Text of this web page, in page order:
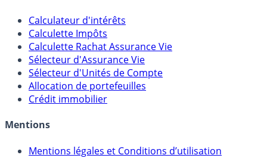
Outils
Calculateur d'intérêts
Calculette Impôts
Calculette Rachat Assurance Vie
Sélecteur d'Assurance Vie
Sélecteur d'Unités de Compte
Crédit immobilier
Mentions